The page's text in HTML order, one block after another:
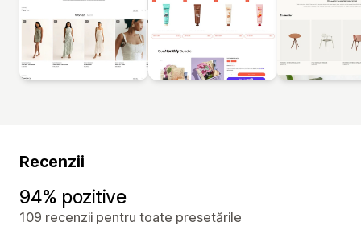
Recenzii
94% pozitive
109 recenzii pentru toate presetările